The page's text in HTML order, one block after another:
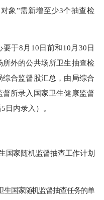
象”需新增至少3个抽查检
要于8 月 10日前和10月30日
外的公共场所卫生抽查检
合监督股汇总， 由局综合
督所录入国家卫生健康监督
5日内录入）。
国家随机监督抽查工作计划
生国家随机监督抽查任务的单